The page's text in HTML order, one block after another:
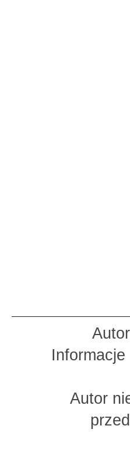
Autor